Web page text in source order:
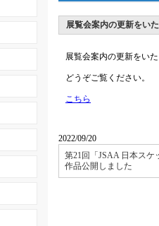
展覧会案内の更新をい
展覧会案内の更新をい
どうぞご覧ください。
こちら
2022/09/20
第21回「JSAA 日本スケ
作品公開しました